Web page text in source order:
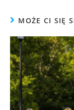
MOŻE CI SIĘ